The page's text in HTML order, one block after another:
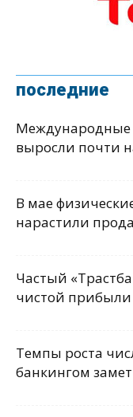
последние
Международные
выросли почти
В мае
нарастили
Частый
чистой
Темпы роста
банкингом